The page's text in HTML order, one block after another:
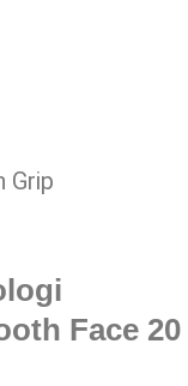
Grip
Face 20